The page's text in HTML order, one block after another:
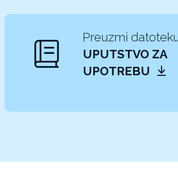
Preuzmi
UPUTSTVO ZA
UPOTREBU